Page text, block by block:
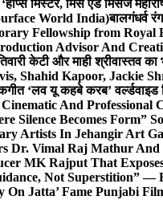
मिस्टर, मिस एंड मिसेज
World India)बालगंधर्व
Fellowship from Royal
Advisor And
केटी और माही श्रीवास्तव
Shahid Kapoor, Jackie
‘लव यू कहबे करब’ वर्ल्डवाइड
And Professional
Silence Becomes Form”
Artists In Jehangir Art
Dr. Vimal Raj Mathur And
MK Rajput That
Not Superstition” —
On Jatta’ Fame Punjabi